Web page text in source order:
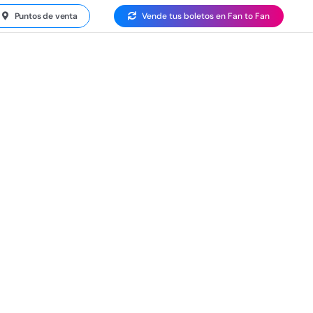
Puntos de venta Vende tus boletos en Fan to Fan